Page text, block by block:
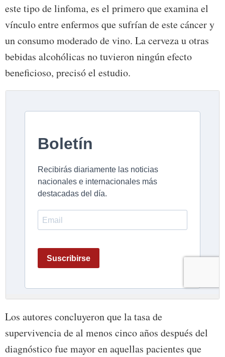
este tipo de linfoma, es el primero que examina el
vínculo entre enfermos que sufrían de este cáncer y
un consumo moderado de vino. La cerveza u otras
bebidas alcohólicas no tuvieron ningún efecto
beneficioso, precisó el estudio.
Los autores concluyeron que la tasa de
supervivencia de al menos cinco años después del
diagnóstico fue mayor en aquellas pacientes que